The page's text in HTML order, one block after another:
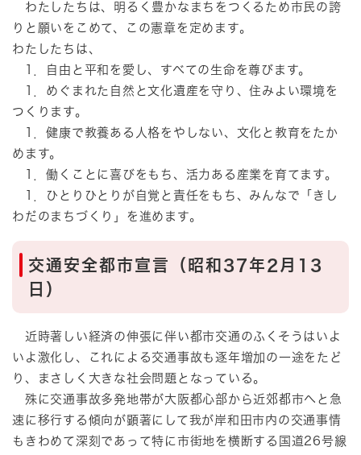
わたしたちは、明るく豊かなまちをつくるため市民の誇
りと願いをこめて、この憲章を定めます。
わたしたちは、
1．自由と平和を愛し、すべての生命を尊びます。
1．めぐまれた自然と文化遺産を守り、住みよい環境を
つくります。
1．健康で教養ある人格をやしない、文化と教育をたか
めます。
1．働くことに喜びをもち、活力ある産業を育てます。
1．ひとりひとりが自覚と責任をもち、みんなで「きし
わだのまちづくり」を進めます。
交通安全都市宣言（昭和37年2月13
日）
近時著しい経済の伸張に伴い都市交通のふくそうはいよ
いよ激化し、これによる交通事故も逐年増加の一途をたど
り、まさしく大きな社会問題となっている。
殊に交通事故多発地帯が大阪都心部から近郊都市へと急
速に移行する傾向が顕著にして我が岸和田市内の交通事情
もきわめて深刻であって特に市街地を横断する国道26号線